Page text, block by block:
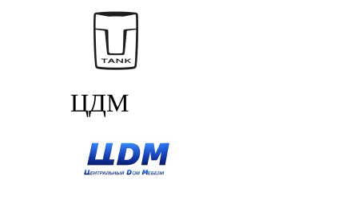
ЦДМ